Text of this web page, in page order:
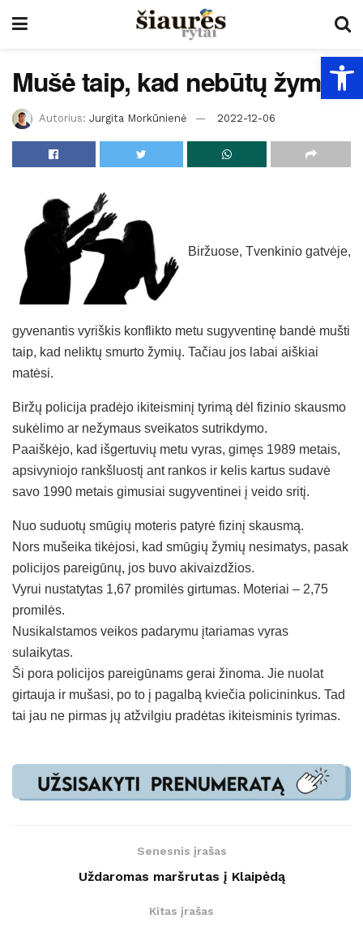
Mušė taip, kad nebūtų žymių
Autorius: Jurgita Morkūnienė 2022-12-06
Biržuose, Tvenkinio gatvėje,
gyvenantis vyriškis konflikto metu sugyventinę bandė mušti
taip, kad neliktų smurto žymių. Tačiau jos labai aiškiai
matėsi.
Biržų policija pradėjo ikiteisminį tyrimą dėl fizinio skausmo
sukėlimo ar nežymaus sveikatos sutrikdymo.
Paaiškėjo, kad išgertuvių metu vyras, gimęs 1989 metais,
apsivyniojo rankšluostį ant rankos ir kelis kartus sudavė
savo 1990 metais gimusiai sugyventinei į veido sritį.
Nuo suduotų smūgių moteris patyrė fizinį skausmą.
Nors mušeika tikėjosi, kad smūgių žymių nesimatys, pasak
policijos pareigūnų, jos buvo akivaizdžios.
Vyrui nustatytas 1,67 promilės girtumas. Moteriai – 2,75
promilės.
Nusikalstamos veikos padarymu įtariamas vyras
sulaikytas.
Ši pora policijos pareigūnams gerai žinoma. Jie nuolat
girtauja ir mušasi, po to į pagalbą kviečia policininkus. Tad
tai jau ne pirmas jų atžvilgiu pradėtas ikiteisminis tyrimas.
Senesnis įrašas
Uždaromas maršrutas į Klaipėdą
Kitas įrašas